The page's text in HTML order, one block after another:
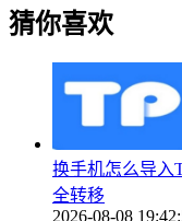
猜你喜欢
换手机怎么导入
全转移
2026-08-08